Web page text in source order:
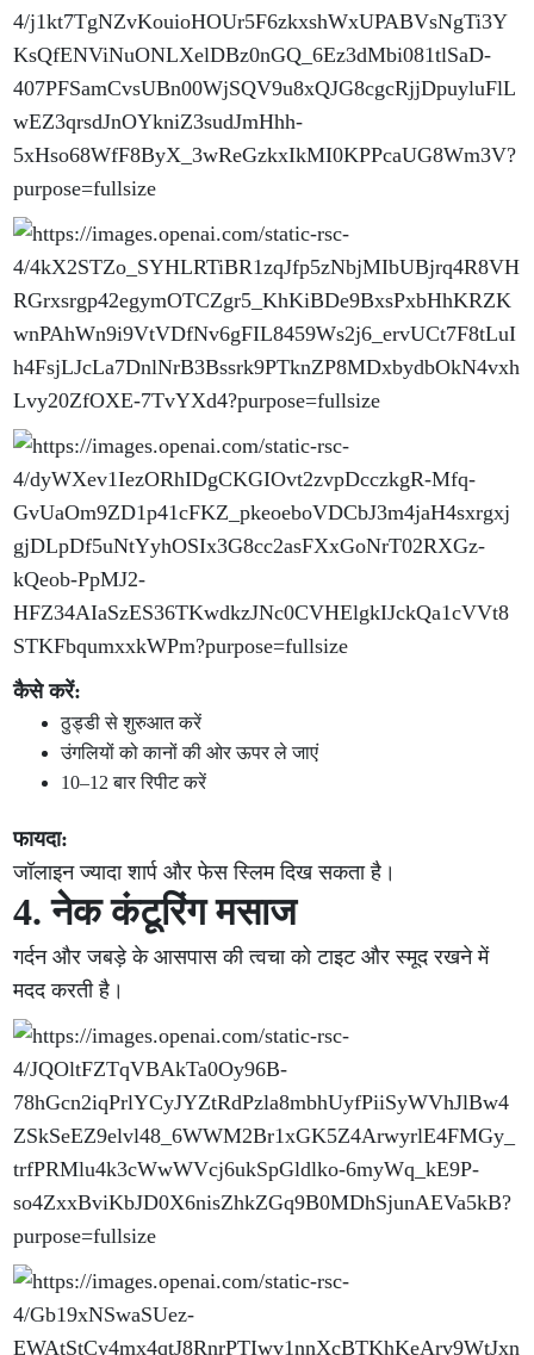
कैसे करें:
ठुड्डी से शुरुआत करें
उंगलियों को कानों की ओर ऊपर ले जाएं
10–12 बार रिपीट करें
फायदा:
जॉलाइन ज्यादा शार्प और फेस स्लिम दिख सकता है।
4. नेक कंटूरिंग मसाज
गर्दन और जबड़े के आसपास की त्वचा को टाइट और स्मूद रखने में
मदद करती है।